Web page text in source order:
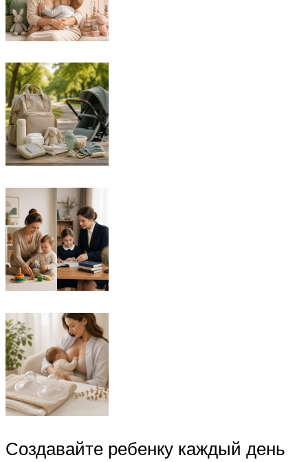
Создавайте ребенку каждый день